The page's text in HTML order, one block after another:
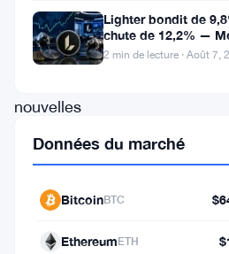
vue
nouvelles
règles
l’UE,
démarche
Lighter bondit de
chute de 12,2% —
du 7 août
2 min de lecture · Août 7,
Données du marché
BitcoinBTC
EthereumETH